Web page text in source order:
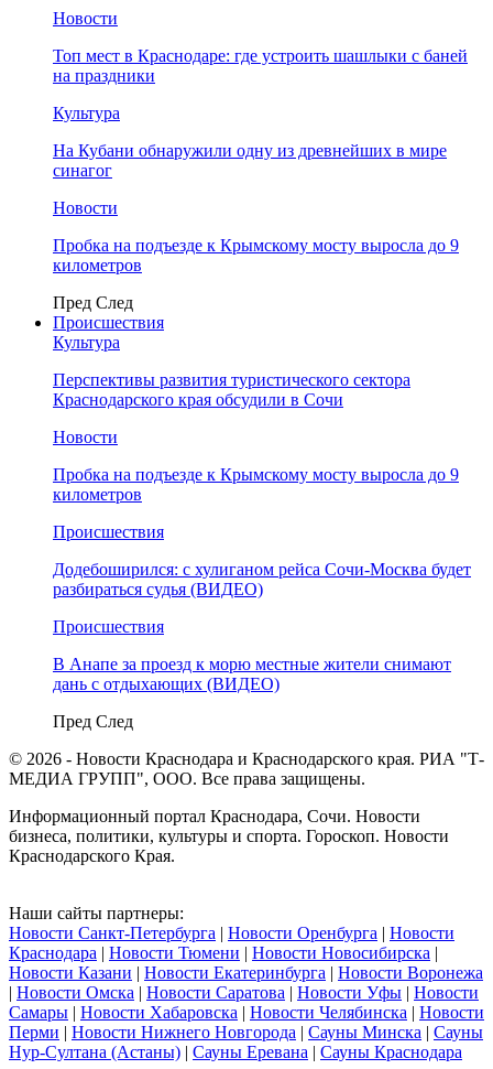
Новости
Топ мест в Краснодаре: где устроить шашлыки с баней
на праздники
Культура
На Кубани обнаружили одну из древнейших в мире
синагог
Новости
Пробка на подъезде к Крымскому мосту выросла до 9
километров
Пред След
Происшествия
Культура
Перспективы развития туристического сектора
Краснодарского края обсудили в Сочи
Новости
Пробка на подъезде к Крымскому мосту выросла до 9
километров
Происшествия
Додебоширился: с хулиганом рейса Сочи-Москва будет
разбираться судья (ВИДЕО)
Происшествия
В Анапе за проезд к морю местные жители снимают
дань с отдыхающих (ВИДЕО)
Пред След
© 2026 - Новости Краснодара и Краснодарского края. РИА "Т-
МЕДИА ГРУПП", ООО. Все права защищены.
Информационный портал Краснодара, Сочи. Новости
бизнеса, политики, культуры и спорта. Гороскоп. Новости
Краснодарского Края.
Наши сайты партнеры:
Новости Санкт-Петербурга | Новости Оренбурга | Новости
Краснодара | Новости Тюмени | Новости Новосибирска |
Новости Казани | Новости Екатеринбурга | Новости Воронежа
| Новости Омска | Новости Саратова | Новости Уфы | Новости
Самары | Новости Хабаровска | Новости Челябинска | Новости
Перми | Новости Нижнего Новгорода | Сауны Минска | Сауны
Нур-Султана (Астаны) | Сауны Еревана | Сауны Краснодара